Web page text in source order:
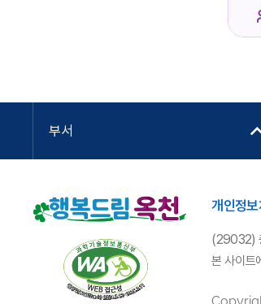
부서
개인정
(29032)
본 사이트